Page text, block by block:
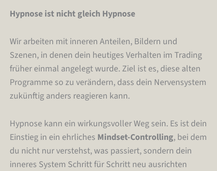
Hypnose ist nicht gleich Hypnose
Wir arbeiten mit inneren Anteilen, Bildern und
Szenen, in denen dein heutiges Verhalten im Trading
früher einmal angelegt wurde. Ziel ist es, diese alten
Programme so zu verändern, dass dein Nervensystem
zukünftig anders reagieren kann.
Hypnose kann ein wirkungsvoller Weg sein. Es ist dein
Einstieg in ein ehrliches Mindset-Controlling, bei dem
du nicht nur verstehst,was passiert, sondern dein
inneres System Schritt für Schritt neu ausrichten